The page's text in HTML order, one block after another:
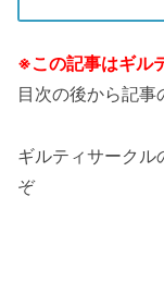
※この記事はギル
目次の後から記事
ギルティサークル
ぞ